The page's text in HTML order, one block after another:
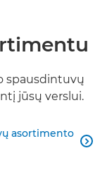
spausdintuvų
jūsų verslui.
asortimento
